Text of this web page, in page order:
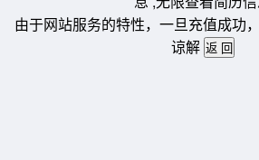
由于网站服务的特性，一旦充值成功
谅解